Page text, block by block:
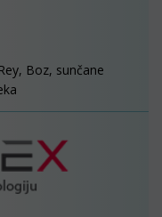
Boz, sunčane